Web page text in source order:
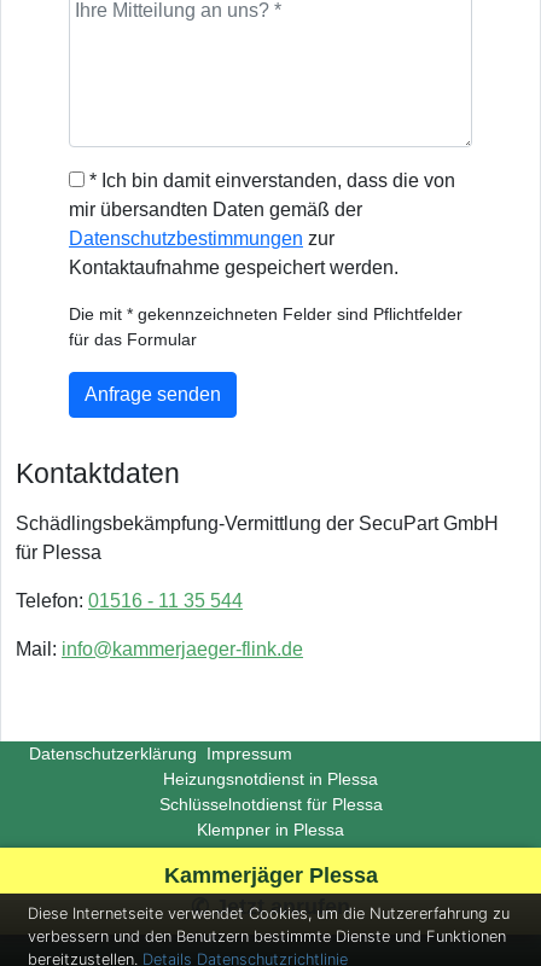
Kammerjäger Plessa
✆ Jetzt anrufen
* Ich bin damit einverstanden, dass die von
mir übersandten Daten gemäß der
Datenschutzbestimmungen zur
Kontaktaufnahme gespeichert werden.
Die mit * gekennzeichneten Felder sind Pflichtfelder
für das Formular
Anfrage senden
Kontaktdaten
Schädlingsbekämpfung-Vermittlung der SecuPart GmbH
für Plessa
Telefon: 01516 - 11 35 544
Mail: info@kammerjaeger-flink.de
Datenschutzerklärung
Impressum
Heizungsnotdienst in Plessa
Schlüsselnotdienst für Plessa
Klempner in Plessa
(Last update 2026-06-29)
Diese Internetseite verwendet Cookies, um die Nutzererfahrung zu
verbessern und den Benutzern bestimmte Dienste und Funktionen
bereitzustellen. Details Datenschutzrichtlinie